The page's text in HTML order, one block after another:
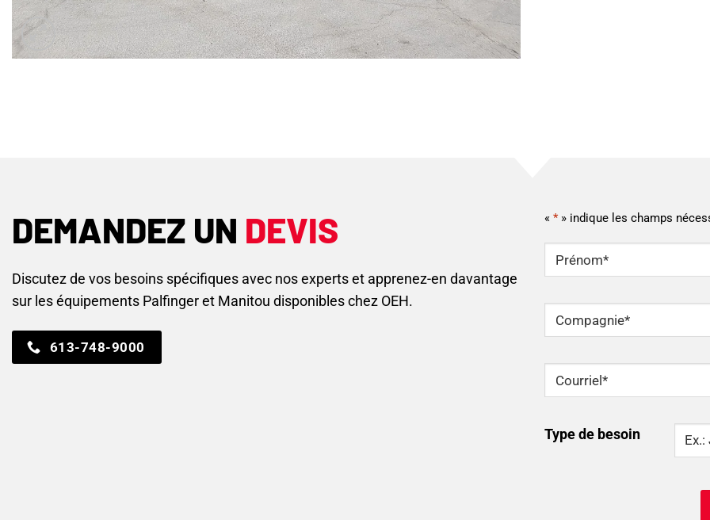
DEMANDEZ UN DEVIS
Discutez de vos besoins spécifiques avec nos experts et apprenez-en davantage
sur les équipements Palfinger et Manitou disponibles chez OEH.
613-748-9000
« *» indique les champs
NOM
Compagnie
Courriel *
Type de besoin
Type